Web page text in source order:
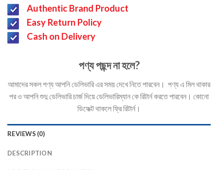
Authentic Brand Product
Easy Return Policy
Cash on Delivery
পণ্য পছন্দ না হলে?
আমাদের সকল পণ্য আপনি ডেলিভারি এর সময় দেখে নিতে পারবেন। পণ্য এ মিল থাকার
পর ও আপনি শুদু ডেলিভারি চার্জ দিয়ে ডেলিভারিম্যান কে রিটার্ন করতে পারবেন। কোনো
ডিফেক্ট থাকলে ফ্রি রিটার্ন।
REVIEWS (0)
DESCRIPTION